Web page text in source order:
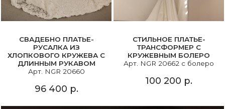
СВАДЕБНО ПЛАТЬЕ-
РУСАЛКА ИЗ
ХЛОПКОВОГО КРУЖЕВА С
ДЛИННЫМ РУКАВОМ
Арт. NGR 20660
96 400 р.
СТИЛЬНОЕ ПЛАТЬЕ-
ТРАНСФОРМЕР С
КРУЖЕВНЫМ БОЛЕРО
Арт. NGR 20662 с болеро
100 200 р.